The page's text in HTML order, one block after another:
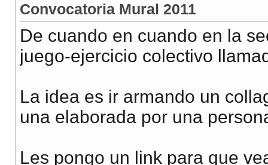
Convocatoria Mural 2011
De cuando en cuando en la
juego-ejercicio colectivo
La idea es ir armando un
una elaborada por una
Les pongo un link para que